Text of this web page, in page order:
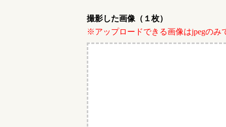
撮影した画像（１枚）
※アップロードできる画像はjpegのみ